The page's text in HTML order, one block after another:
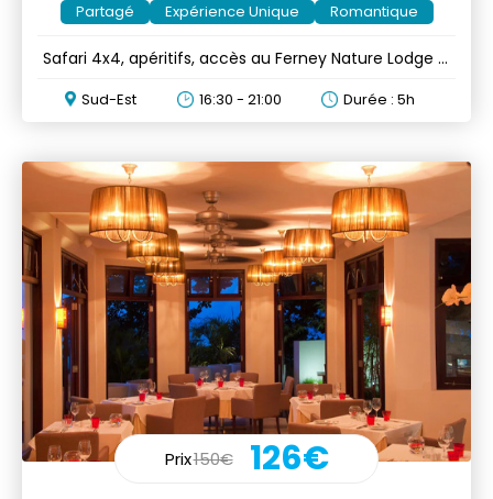
Partagé Expérience Unique Romantique
Safari 4x4, apéritifs, accès au Ferney Nature Lodge &
Sud-Est 16:30 - 21:00 Durée : 5h
Prix150€ 126€